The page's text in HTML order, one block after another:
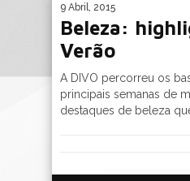
9 Abril, 2015
Beleza:
Verão
A DIVO percorreu os
principais semanas de
destaques de beleza que